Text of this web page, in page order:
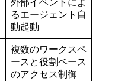
るエージェント自
動起動
複数のワークスペ
ースと役割ベース
のアクセス制御